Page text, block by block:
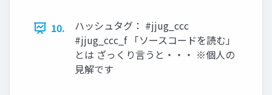
10.
ハッシュタグ： #jjug_ccc
#jjug_ccc_f 「ソースコードを読む」
とは ざっくり言うと・・・ ※個人の
見解です